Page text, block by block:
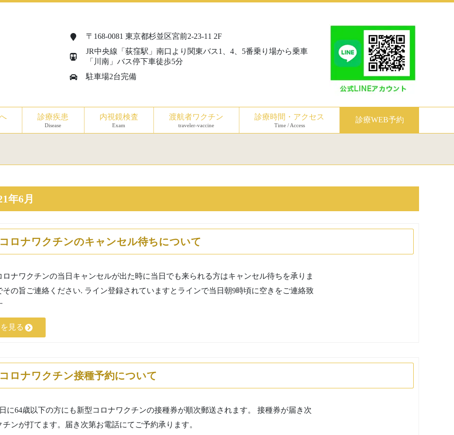
〒168-0081 東京都杉並区宮前2-23-11 2F
JR中央線「荻窪駅」南口より関東バス1、4、5番乗り場から乗車
「川南」バス停下車徒歩5分
駐車場2台完備
診療疾患
Disease
内視鏡検査
Exam
渡航者ワクチン
traveler-vaccine
診療時間・アクセス
Time / Access
診療WEB予約
年6月
ロナワクチンのキャンセル待ちについて
ロナワクチンの当日キャンセルが出た時に当日でも来られる方はキャンセル待ちを承りま
その旨ご連絡ください. ライン登録されていますとラインで当日朝9時頃に空きをご連絡致
見る
ロナワクチン接種予約について
に64歳以下の方にも新型コロナワクチンの接種券が順次郵送されます。 接種券が届き次
チンが打てます。届き次第お電話にてご予約承ります。